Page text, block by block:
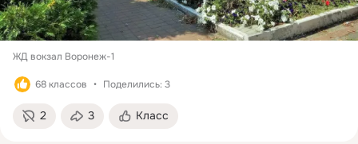
68 классов Поделились: 3
2 3 Класс